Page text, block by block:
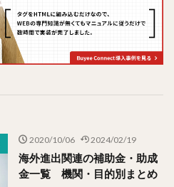
2020/10/06 2024/02/19
海外進出関連の補助金・助成
金一覧 機関・目的別まとめ